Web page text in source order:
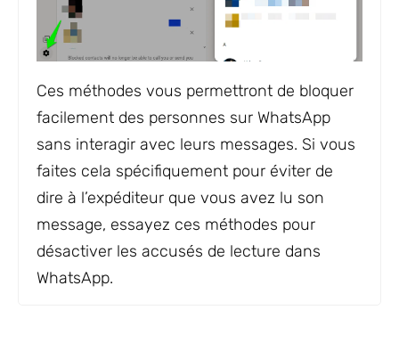
Ces méthodes vous permettront de bloquer
facilement des personnes sur WhatsApp
sans interagir avec leurs messages. Si vous
faites cela spécifiquement pour éviter de
dire à l’expéditeur que vous avez lu son
message, essayez ces méthodes pour
désactiver les accusés de lecture dans
WhatsApp.